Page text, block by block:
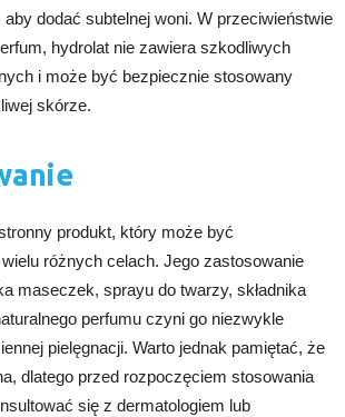
aby dodać subtelnej woni. W przeciwieństwie
hydrolat nie zawiera szkodliwych
i może być bezpiecznie stosowany
skórze.
produkt, który może być
różnych celach. Jego zastosowanie
maseczek, sprayu do twarzy, składnika
perfumu czyni go niezwykle
pielęgnacji. Warto jednak pamiętać, że
dlatego przed rozpoczęciem stosowania
się z dermatologiem lub